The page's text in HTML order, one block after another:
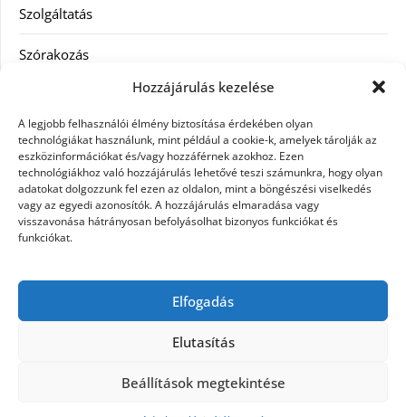
Hozzájárulás kezelése
A legjobb felhasználói élmény biztosítása érdekében olyan
technológiákat használunk, mint például a cookie-k, amelyek tárolják az
eszközinformációkat és/vagy hozzáférnek azokhoz. Ezen
technológiákhoz való hozzájárulás lehetővé teszi számunkra, hogy olyan
adatokat dolgozzunk fel ezen az oldalon, mint a böngészési viselkedés
vagy az egyedi azonosítók. A hozzájárulás elmaradása vagy
visszavonása hátrányosan befolyásolhat bizonyos funkciókat és
funkciókat.
Elfogadás
Elutasítás
Beállítások megtekintése
Szolgáltatás
Szórakozás
Vásárlás
Víztisztítás
Webáruház
hátfájás kezelése műkörmös eszközök szemészeti betegségek